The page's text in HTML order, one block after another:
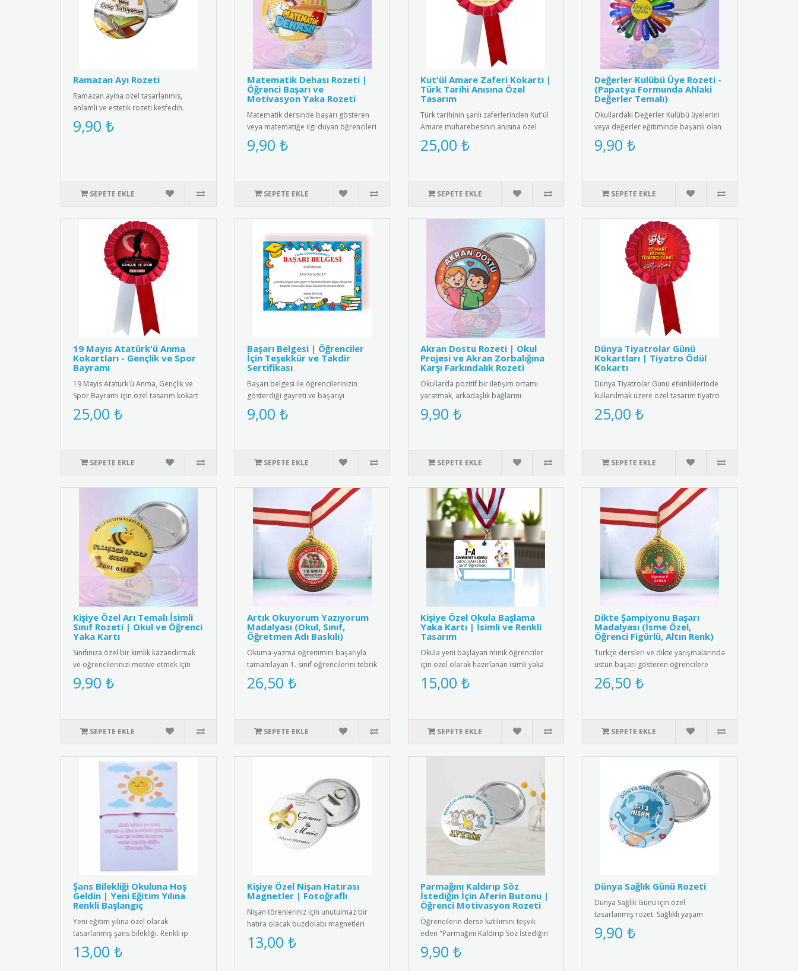
Ramazan Ayı Rozeti
Ramazan ayina ozel tasarlanmis,
anlamli ve estetik rozeti kesfedin.
Kiyafetlerinize sik bir dokunus ..
9,90 ₺
SEPETE EKLE
Matematik Dehası Rozeti |
Öğrenci Başarı ve
Motivasyon Yaka Rozeti
Matematik dersinde başarı gösteren
veya matematiğe ilgi duyan öğrencileri
motive etmenin en eğlencel..
9,90 ₺
SEPETE EKLE
Kut'ül Amare Zaferi Kokartı |
Türk Tarihi Anısına Özel
Tasarım
Türk tarihinin şanlı zaferlerinden Kut'ül
Amare muharebesinin anısına özel
tasarlanmış kokart. Yükse..
25,00 ₺
SEPETE EKLE
Değerler Kulübü Üye Rozeti -
(Papatya Formunda Ahlaki
Değerler Temalı)
Okullardaki Değerler Kulübü üyelerini
veya değerler eğitiminde başarılı olan
öğrencileri ödüllendirm..
9,90 ₺
SEPETE EKLE
19 Mayıs Atatürk'ü Anma
Kokartları - Gençlik ve Spor
Bayramı
19 Mayıs Atatürk'ü Anma, Gençlik ve
Spor Bayramı için özel tasarım kokart
seti. Yüksek kaliteli meta..
25,00 ₺
SEPETE EKLE
Başarı Belgesi | Öğrenciler
İçin Teşekkür ve Takdir
Sertifikası
Başarı belgesi ile öğrencilerinizin
gösterdiği gayreti ve başarıyı
ödüllendirin. Eğitimde motivasyon..
9,00 ₺
SEPETE EKLE
Akran Dostu Rozeti | Okul
Projesi ve Akran Zorbalığına
Karşı Farkındalık Rozeti
Okullarda pozitif bir iletişim ortamı
yaratmak, arkadaşlık bağlarını
güçlendirmek ve akran zorbalığı..
9,90 ₺
SEPETE EKLE
Dünya Tiyatrolar Günü
Kokartları | Tiyatro Ödül
Kokartı
Dünya Tiyatrolar Günü etkinliklerinde
kullanılmak üzere özel tasarım tiyatro
kokartları. Bu şık koka..
25,00 ₺
SEPETE EKLE
Kişiye Özel Arı Temalı İsimli
Sınıf Rozeti | Okul ve Öğrenci
Yaka Kartı
Sınıfınıza özel bir kimlik kazandırmak
ve öğrencilerinizi motive etmek için
harika bir yol! Sevimli ..
9,90 ₺
SEPETE EKLE
Artık Okuyorum Yazıyorum
Madalyası (Okul, Sınıf,
Öğretmen Adı Baskılı)
Okuma-yazma öğrenimini başarıyla
tamamlayan 1. sınıf öğrencilerini tebrik
etmek için tasarlanmış öze..
26,50 ₺
SEPETE EKLE
Kişiye Özel Okula Başlama
Yaka Kartı | İsimli ve Renkli
Tasarım
Okula yeni başlayan minik öğrenciler
için özel olarak hazırlanan isimli yaka
kartları ile okula başl..
15,00 ₺
SEPETE EKLE
Dikte Şampiyonu Başarı
Madalyası (İsme Özel,
Öğrenci Figürlü, Altın Renk)
Türkçe dersleri ve dikte yarışmalarında
üstün başarı gösteren öğrencilere
özel, kişiselleştirilmiş m..
26,50 ₺
SEPETE EKLE
Şans Bilekliği Okuluna Hoş
Geldin | Yeni Eğitim Yılına
Renkli Başlangıç
Yeni eğitim yılına özel olarak
tasarlanmış şans bilekliği. Renkli ip
yapısı ve zarif boncuk detayıyl..
13,00 ₺
Kişiye Özel Nişan Hatırası
Magnetler | Fotoğraflı
Nişan törenleriniz için unutulmaz bir
hatıra olacak buzdolabı magnetleri
kişiye özel olarak tasarlan..
13,00 ₺
Parmağını Kaldırıp Söz
İstediğin İçin Aferin Butonu |
Öğrenci Motivasyon Rozeti
Öğrencilerin derse katılımını teşvik
eden "Parmağını Kaldırıp Söz İstediğin
İçin Aferin" yazılı moti..
9,90 ₺
Dünya Sağlık Günü Rozeti
Dünya Sağlık Günü için özel
tasarlanmış rozet. Sağlıklı yaşam
bilincini yaymak için ideal aksesuar.R..
9,90 ₺